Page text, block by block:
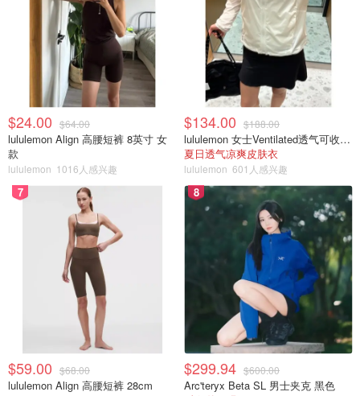
$24.00 $64.00
lululemon Align 高腰短裤 8英寸 女
款
lululemon 1016人感兴趣
$134.00 $188.00
lululemon 女士Ventilated透气可收纳跑步夹克
夏日透气凉爽皮肤衣
lululemon 601人感兴趣
7
$59.00 $68.00
lululemon Align 高腰短裤 28cm
8
$299.94 $600.00
Arc'teryx Beta SL 男士夹克 黑色